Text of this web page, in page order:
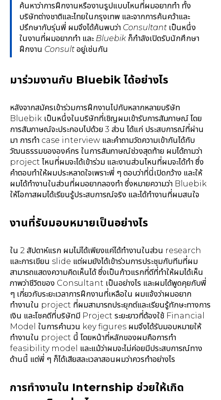
ค้นหาว่าการฝึกงานหรืองานรูปแบบไหนที่ผมอยากทำ ทั้ง
บริษัทต่างชาติและไทยในกรุงเทพ และจากการค้นคว้าและ
ปรึกษากับรุ่นพี่ ผมจึงได้ค้นพบว่า Consultant เป็นหนึ่ง
ในงานที่ผมอยากทำ และ Bluebik ก็กำลังเปิดรับนักศึกษา
ฝึกงาน Consult อยู่เช่นกัน
มาร่วมงานกับ Bluebik ได้อย่างไร
หลังจากสมัครเข้าร่วมการฝึกงานไปกับหลากหลายบริษัท
Bluebik เป็นหนึ่งในบริษัทที่เชิญผมเข้ารับการสัมภาษณ์ โดย
การสัมภาษณ์จะประกอบไปด้วย 3 ส่วน ได้แก่ ประสบการณ์ที่ผ่าน
มา การทำ case interview และคำถามวัดความเข้ากันได้กับ
วัฒนธรรมขององค์กร ในการสัมภาษณ์ช่วงสุดท้าย ผมได้ถามว่า
project ไหนที่ผมจะได้เข้าร่วม และงานส่วนไหนที่ผมจะได้ทำ ซึ่ง
คำตอบทำให้ผมประหลาดใจเพราะพี่ ๆ ตอบว่าที่นี่เปิดกว้าง และให้
ผมได้ทำงานในส่วนที่ผมอยากลองทำ ซึ่งหมายความว่า Bluebik
ให้โอกาสผมได้เรียนรู้ประสบการณ์จริง และได้ทำงานที่ผมสนใจ
งานที่รับมอบหมายเป็นอย่างไร
ใน 2 สัปดาห์แรก ผมไม่ได้เพียงแค่ได้ทำงานในส่วน research
และการเขียน slide แต่ผมยังได้เข้าร่วมการประชุมกับทีมที่ผม
สามารถแสดงความคิดเห็นได้ ซึ่งเป็นก้าวแรกที่ดีที่ทำให้ผมได้เห็น
ภาพว่าชีวิตของ Consultant เป็นอย่างไร และผมได้พูดคุยกับพี่
ๆ เกี่ยวกับระยะเวลาการฝึกงานที่เหลือใน ผมแจ้งว่าผมอยาก
ทำงานใน project ที่ผมสามารถประยุกต์และเรียนรู้ทักษะทางการ
เงิน และโชคดีที่บริษัทมี Project ระยะยาวที่ต้องใช้ Financial
Model ในการคำนวน key figures ผมจึงได้รับมอบหมายให้
ทำงานใน project นี้ โดยหน้าที่หลักของผมคือการทำ
feasibility model และแม้ว่าผมจะไม่ค่อยมีประสบการณ์ทาง
ด้านนี้ แต่พี่ ๆ ก็ได้เสียสละเวลาสอนผมว่าควรทำอย่างไร
การทำงานใน Internship ช่วยให้เกิด